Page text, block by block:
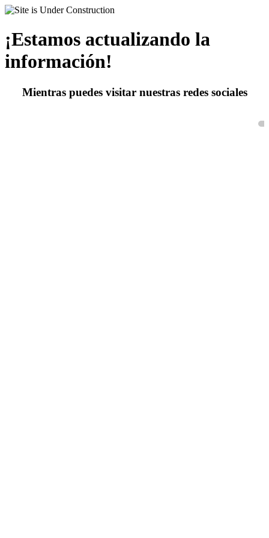
¡Estamos actualizando la
información!
Mientras puedes visitar nuestras redes sociales